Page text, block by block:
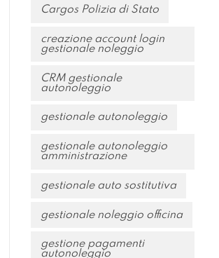
Cargos Polizia di Stato
creazione account login
gestionale noleggio
CRM gestionale
autonoleggio
gestionale autonoleggio
gestionale autonoleggio
amministrazione
gestionale auto sostitutiva
gestionale noleggio officina
gestione pagamenti
autonoleggio